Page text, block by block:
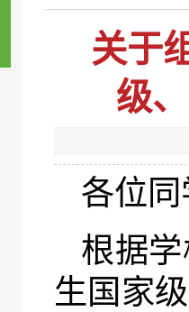
关于
级
各位
根据
生国家